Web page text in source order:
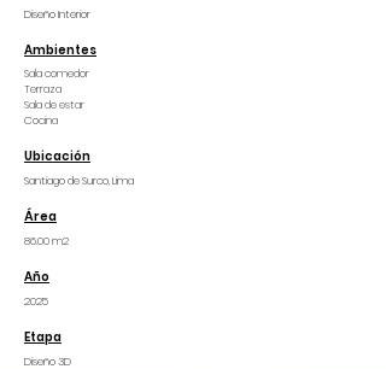
Diseño Interior
Ambientes
Sala comedor
Terraza
Sala de estar
Cocina
Ubicación
Santiago de Surco, Lima
Área
86.00 m2
Año
2025
Etapa
Diseño 3D